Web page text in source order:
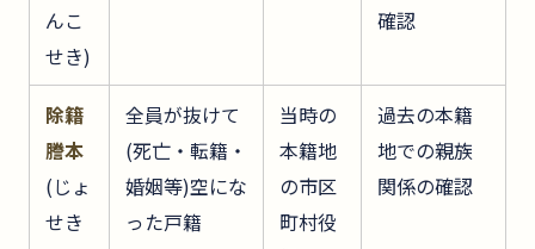
んこ
せき)
確認
除籍
謄本
(じょ
せき
全員が抜けて
(死亡・転籍・
婚姻等)空にな
った戸籍
当時の
本籍地
の市区
町村役
過去の本籍
地での親族
関係の確認